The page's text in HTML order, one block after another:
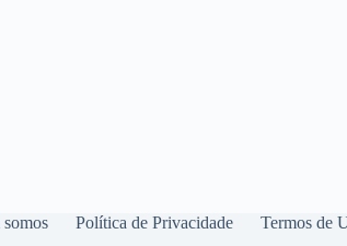
Política de Privacidade Termos de